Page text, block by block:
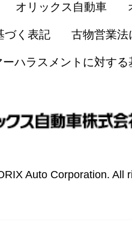
オリックス自動車
づく表記 古物営業法
ーハラスメントに対する
Auto Corporation. All